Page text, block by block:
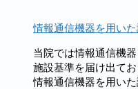
情報通信機器を用い
当院では情報通信機
施設基準を届け出てお
情報通信機器を用い